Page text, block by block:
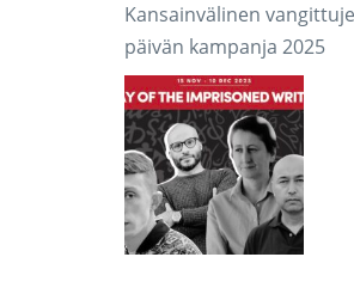
Kansainvälinen
päivän kampanja 2025